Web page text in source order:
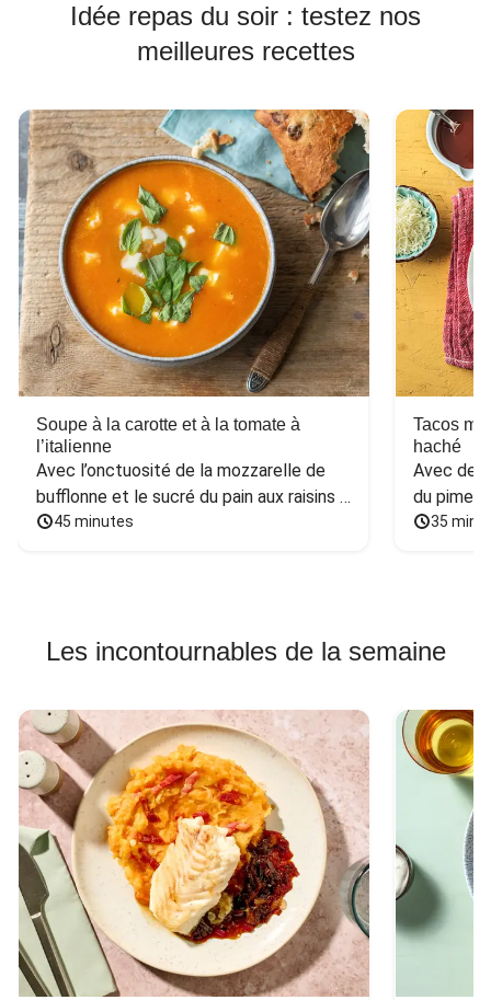
Idée repas du soir : testez nos
meilleures recettes
Soupe à la carotte et à la tomate à
l’italienne
Avec l’onctuosité de la mozzarelle de
bufflonne et le sucré du pain aux raisins
et aux noix
45 minutes
Tacos
haché
Avec des
du
35
Les incontournables de la semaine